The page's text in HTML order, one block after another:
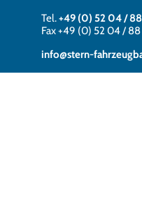
Tel.+49 (0) 52 04 /
Fax +49 (0) 52 04 /
info@stern-